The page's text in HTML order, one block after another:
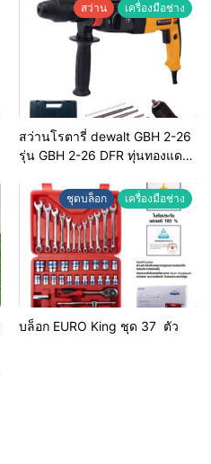
สว่าน เครื่องมือช่าง
สว่านโรตารี่ dewalt GBH 2-26
รุ่น GBH 2-26 DFR ทุ่นทองแดง
ชุดบล็อก เครื่องมือช่าง
บล็อก EURO King ชุด 37 ตัว